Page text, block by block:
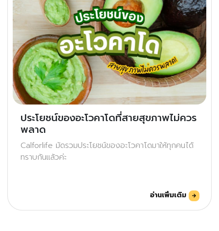
ประโยชน์ของอะโวคาโดที่สายสุขภาพไม่ควร
พลาด
Calforlife มัดรวมประโยชน์ของอะโวคาโดมาให้ทุกคนได้
ทราบกันแล้วค่ะ
อ่านเพิ่มเติม